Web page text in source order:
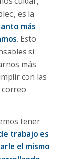
es la
más
. Esto
si
más
con las
correo
tener
trabajo es
el mismo